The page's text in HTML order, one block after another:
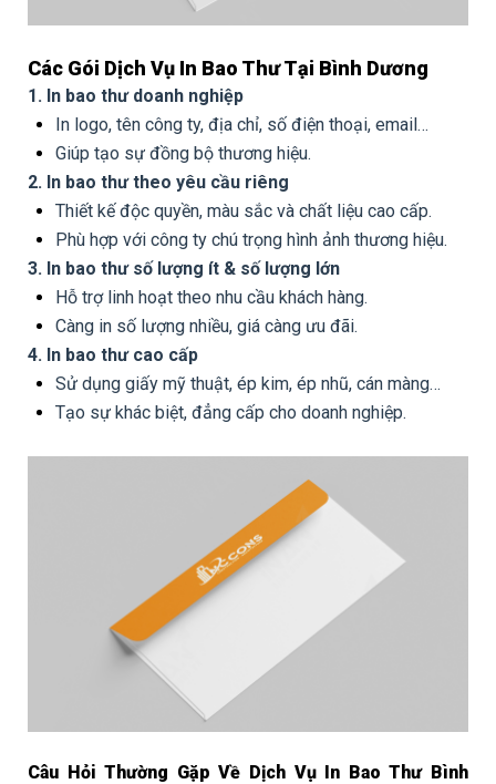
Các Gói Dịch Vụ In Bao Thư Tại Bình Dương
1. In bao thư doanh nghiệp
In logo, tên công ty, địa chỉ, số điện thoại, email…
Giúp tạo sự đồng bộ thương hiệu.
2. In bao thư theo yêu cầu riêng
Thiết kế độc quyền, màu sắc và chất liệu cao cấp.
Phù hợp với công ty chú trọng hình ảnh thương hiệu.
3. In bao thư số lượng ít & số lượng lớn
Hỗ trợ linh hoạt theo nhu cầu khách hàng.
Càng in số lượng nhiều, giá càng ưu đãi.
4. In bao thư cao cấp
Sử dụng giấy mỹ thuật, ép kim, ép nhũ, cán màng…
Tạo sự khác biệt, đẳng cấp cho doanh nghiệp.
Câu Hỏi Thường Gặp Về Dịch Vụ In Bao Thư Bình